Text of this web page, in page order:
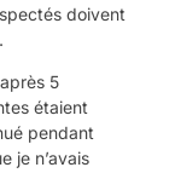
doivent
5
étaient
pendant
je n’avais